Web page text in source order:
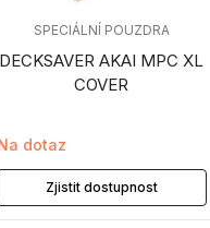
DECKSAVER AKAI MPC XL
COVER
SPECIÁLNÍ POUZDRA
dotaz
Zjistit dostupnost